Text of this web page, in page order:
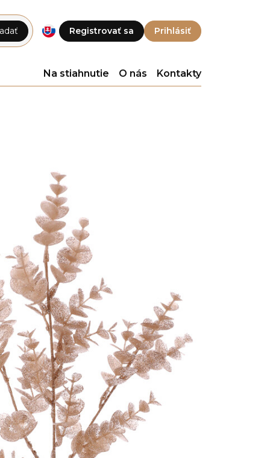
Registrovať sa Prihlásiť
Na stiahnutie O nás Kontakty